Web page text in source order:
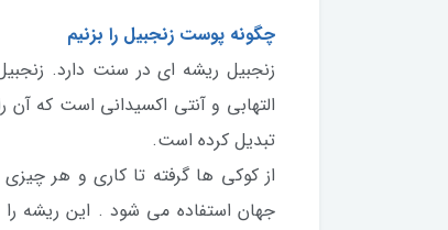
چگونه پوست زنجبیل را بزنیم
زنجبیل ریشه ای در سنت دارد.
التهابی و آنتی اکسیدانی است که آن
تبدیل کرده است.
از کوکی ها گرفته تا کاری و هر
جهان استفاده می شود . این ریشه